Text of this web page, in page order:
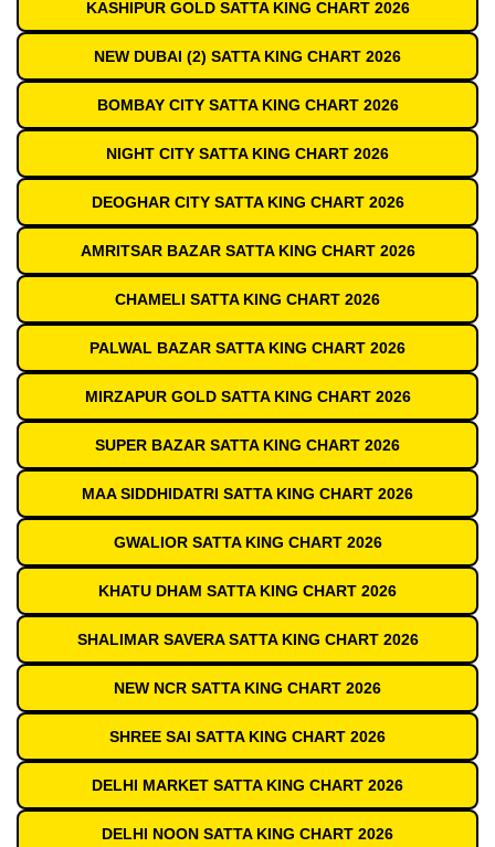
KASHIPUR GOLD SATTA KING CHART 2026
NEW DUBAI (2) SATTA KING CHART 2026
BOMBAY CITY SATTA KING CHART 2026
NIGHT CITY SATTA KING CHART 2026
DEOGHAR CITY SATTA KING CHART 2026
AMRITSAR BAZAR SATTA KING CHART 2026
CHAMELI SATTA KING CHART 2026
PALWAL BAZAR SATTA KING CHART 2026
MIRZAPUR GOLD SATTA KING CHART 2026
SUPER BAZAR SATTA KING CHART 2026
MAA SIDDHIDATRI SATTA KING CHART 2026
GWALIOR SATTA KING CHART 2026
KHATU DHAM SATTA KING CHART 2026
SHALIMAR SAVERA SATTA KING CHART 2026
NEW NCR SATTA KING CHART 2026
SHREE SAI SATTA KING CHART 2026
DELHI MARKET SATTA KING CHART 2026
DELHI NOON SATTA KING CHART 2026